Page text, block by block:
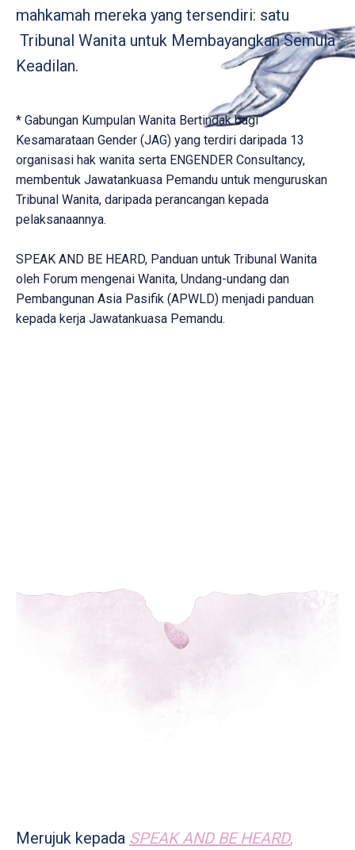
mahkamah mereka yang tersendiri: satu
Tribunal Wanita untuk Membayangkan Semula
Keadilan.
* Gabungan Kumpulan Wanita Bertindak bagi
Kesamarataan Gender (JAG) yang terdiri daripada 13
organisasi hak wanita serta ENGENDER Consultancy,
membentuk Jawatankuasa Pemandu untuk menguruskan
Tribunal Wanita, daripada perancangan kepada
pelaksanaannya.
SPEAK AND BE HEARD, Panduan untuk Tribunal Wanita
oleh Forum mengenai Wanita, Undang-undang dan
Pembangunan Asia Pasifik (APWLD) menjadi panduan
kepada kerja Jawatankuasa Pemandu.
Merujuk kepada SPEAK AND BE HEARD,